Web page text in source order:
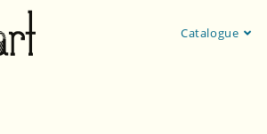
Catalogue